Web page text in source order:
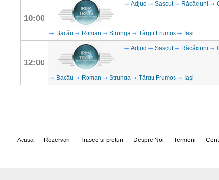
10:00
Adjud Sascut Răcăciuni
Bacău Roman Strunga Târgu Frumos Iași
12:00
Adjud Sascut Răcăciuni
Bacău Roman Strunga Târgu Frumos Iași
Acasa Rezervari Trasee si preturi Despre Noi Termeni